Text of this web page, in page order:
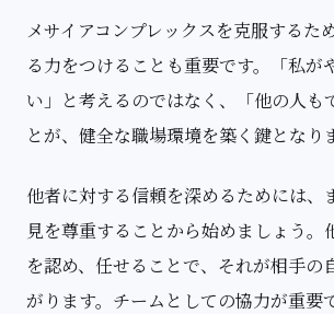
メサイアコンプレックスを克服するた
る力をつけることも重要です。「私が
い」と考えるのではなく、「他の人も
とが、健全な職場環境を築く鍵となり
他者に対する信頼を深めるためには、
見を尊重することから始めましょう。
を認め、任せることで、それが相手の
がります。チームとしての協力が重要